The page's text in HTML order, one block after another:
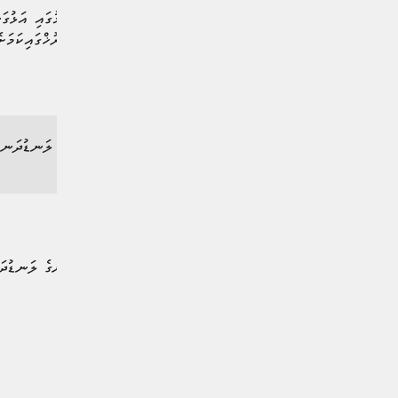
ވަޒީރު ވިދާޅުވީ ދަނޑުވެރިކަމުގައި
އަމިއްލަވަންތަކަމާއި ޤައުމީ
އަޅުގަނޑުމެންގެ
ވަޒީރު ވިދާޅުވީ އަޅުގަނޑުމެންގެ